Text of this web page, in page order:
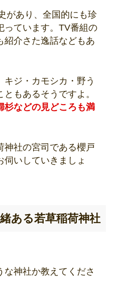
があり、全国的にも珍
っています。TV番組の
紹介さた逸話などもあ
キジ・カモシカ・野う
もあるそうですよ。
杉などの見どころも満
神社の宮司である櫻戸
伺いしていきましょ
ある若草稲荷神社
な神社か教えてくださ